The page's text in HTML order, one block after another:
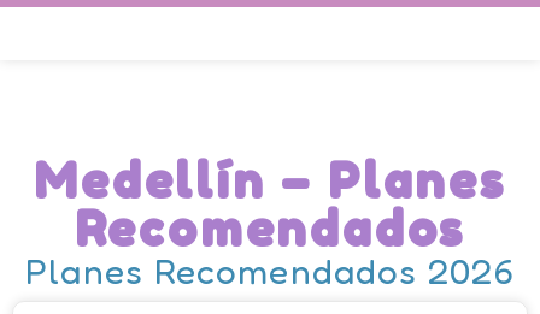
Medellín – Planes
Recomendados
Planes Recomendados 2026